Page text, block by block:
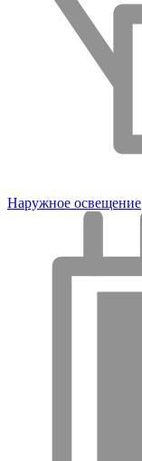
Наружное освещение